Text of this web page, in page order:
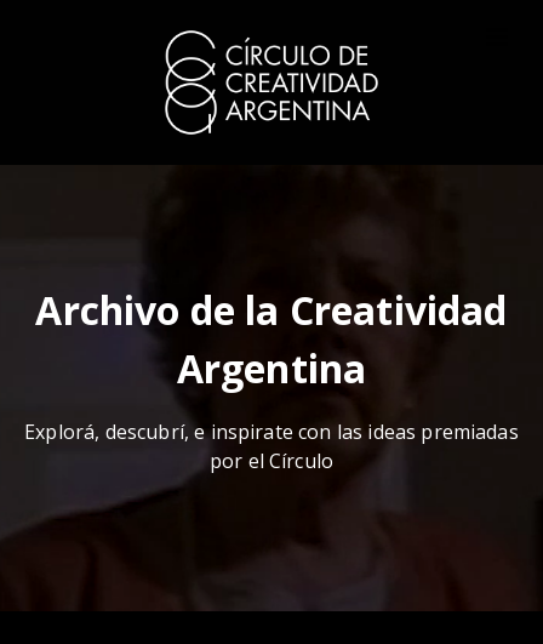
Archivo de la Creatividad
Argentina
Explorá, descubrí, e inspirate con las ideas premiadas
por el Círculo